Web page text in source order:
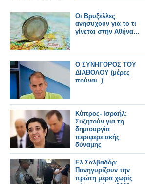
Οι Βρυξέλλες
ανησυχούν για το τι
γίνεται στην Αθήνα…
Ο ΣΥΝΗΓΟΡΟΣ ΤΟΥ
ΔΙΑΒΟΛΟΥ (μέρες
πούναι..)
Κύπρος- Ισραήλ:
Συζητούν για τη
δημιουργία
περιφερειακής
δύναμης
Ελ Σαλβαδόρ:
Πανηγυρίζουν την
πρώτη μέρα χωρίς